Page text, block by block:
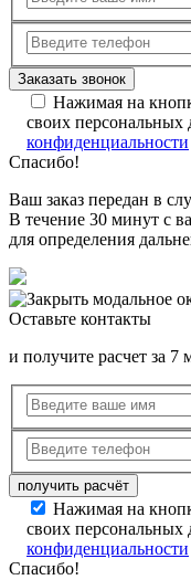
Нажимая на
своих персональных
конфиденциальности
Спасибо!
Ваш заказ передан в
В течение 30 минут с
для определения
Оставьте контакты
и получите расчет за 7
Нажимая на
своих персональных
конфиденциальности
Спасибо!